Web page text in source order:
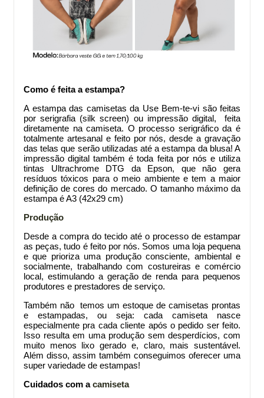
Como é feita a estampa?
A estampa das camisetas da Use Bem-te-vi são feitas
por serigrafia (silk screen) ou impressão digital, feita
diretamente na camiseta. O processo serigráfico da é
totalmente artesanal e feito por nós, desde a gravação
das telas que serão utilizadas até a estampa da blusa! A
impressão digital também é toda feita por nós e utiliza
tintas Ultrachrome DTG da Epson, que não gera
resíduos tóxicos para o meio ambiente e tem a maior
definição de cores do mercado. O tamanho máximo da
estampa é A3 (42x29 cm)
Produção
Desde a compra do tecido até o processo de estampar
as peças, tudo é feito por nós. Somos uma loja pequena
e que prioriza uma produção consciente, ambiental e
socialmente, trabalhando com costureiras e comércio
local, estimulando a geração de renda para pequenos
produtores e prestadores de serviço.
Também não temos um estoque de camisetas prontas
e estampadas, ou seja: cada camiseta nasce
especialmente pra cada cliente após o pedido ser feito.
Isso resulta em uma produção sem desperdícios, com
muito menos lixo gerado e, claro, mais sustentável.
Além disso, assim também conseguimos oferecer uma
super variedade de estampas!
Cuidados com acamiseta